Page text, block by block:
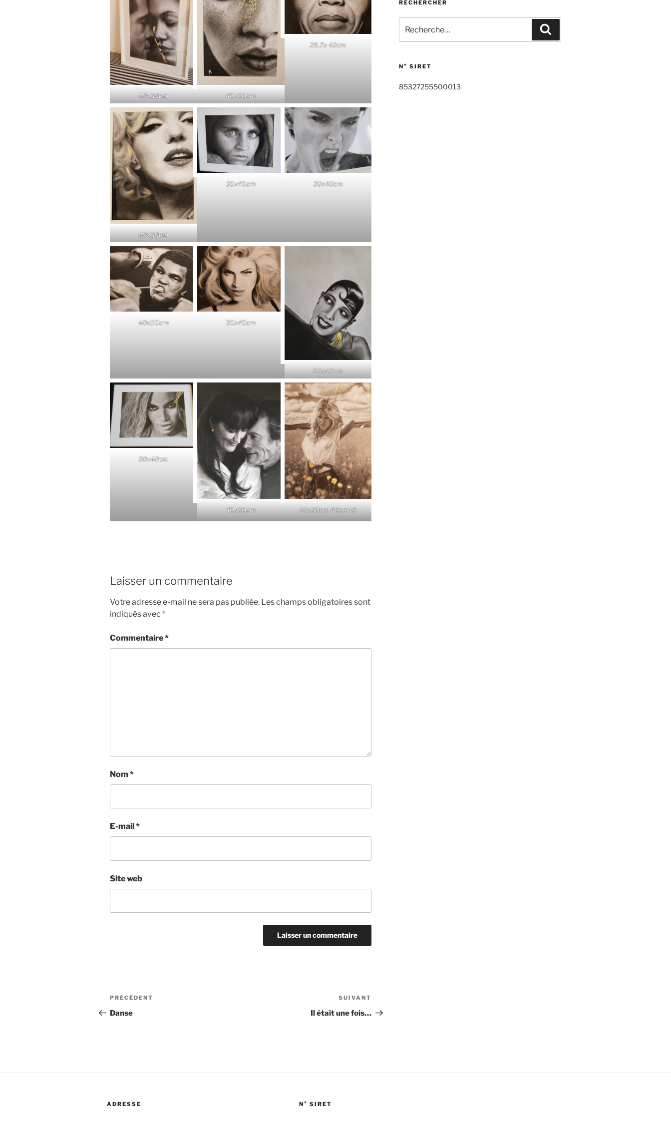
40x30cm 40x30cm
29,7x 42cm
40x30cm
30x40cm 30x40cm
40x50cm 30x40cm
50x40cm
30x40cm
40x30cm 40x30cm Réservé
Laisser un commentaire
Votre adresse e-mail ne sera pas publiée. Les champs obligatoires sont
indiqués avec *
Commentaire*
Nom *
E-mail *
Site web
Navigation
de
Article
précédent
PRÉCÉDENT
Danse
suivant
SUIVANT
Il était une fois…
RECHERCHER
pour
:
N° SIRET
85327255500013
ADRESSE N° SIRET